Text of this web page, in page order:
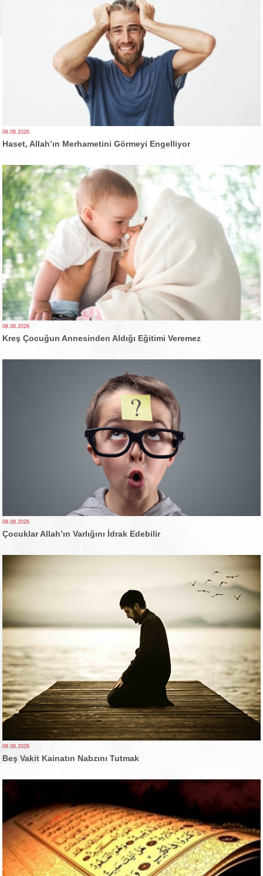
08.08.2026
Haset, Allah’ın Merhametini Görmeyi Engelliyor
08.08.2026
Kreş Çocuğun Annesinden Aldığı Eğitimi Veremez
08.08.2026
Çocuklar Allah’ın Varlığını İdrak Edebilir
08.08.2026
Beş Vakit Kainatın Nabzını Tutmak